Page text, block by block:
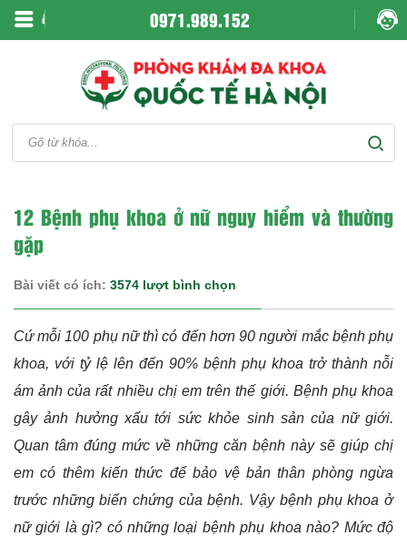
0971.989.152
12 Bệnh phụ khoa ở nữ nguy hiểm và thường
gặp
Bài viết có ích: 3574 lượt bình chọn
Cứ mỗi 100 phụ nữ thì có đến hơn 90 người mắc bệnh phụ
khoa, với tỷ lệ lên đến 90% bệnh phụ khoa trở thành nỗi
ám ảnh của rất nhiều chị em trên thế giới. Bệnh phụ khoa
gây ảnh hưởng xấu tới sức khỏe sinh sản của nữ giới.
Quan tâm đúng mức về những căn bệnh này sẽ giúp chị
em có thêm kiến thức để bảo vệ bản thân phòng ngừa
trước những biến chứng của bệnh. Vậy bệnh phụ khoa ở
nữ giới là gì? có những loại bệnh phụ khoa nào? Mức độ